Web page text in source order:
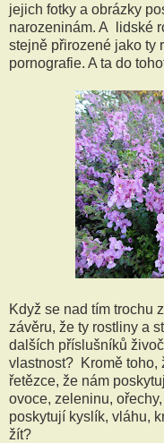
jejich fotky a obrázky
narozeninám. A lidské
stejně přirozené jako ty
pornografie. A ta do
Když se nad tím trochu
závěru, že ty rostliny a
dalších příslušníků
vlastnost? Kromě toho,
řetězce, že nám
ovoce, zeleninu,
poskytují kyslík, vláhu,
žít?